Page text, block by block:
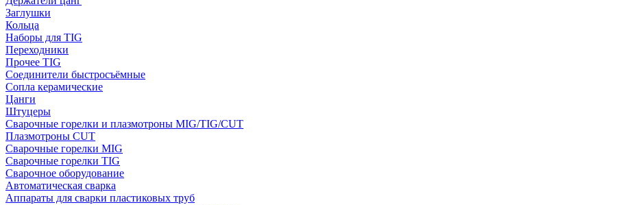
Заглушки
Кольца
Наборы для TIG
Переходники
Прочее TIG
Соединители быстросъёмные
Сопла керамические
Цанги
Штуцеры
Сварочные горелки и плазмотроны MIG/TIG/CUT
Плазмотроны CUT
Сварочные горелки MIG
Сварочные горелки TIG
Сварочное оборудование
Автоматическая сварка
Аппараты для сварки пластиковых труб